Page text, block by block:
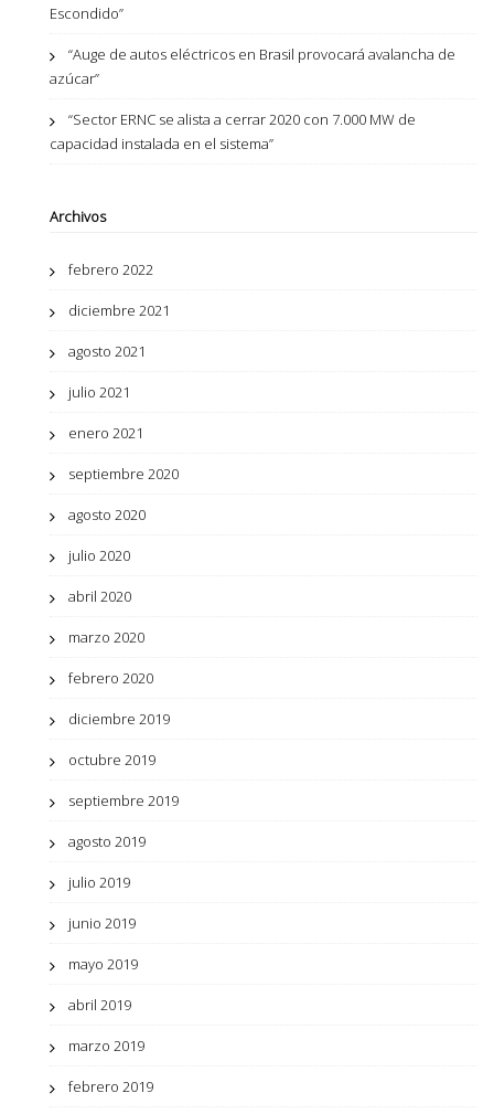
Escondido”
“Auge de autos eléctricos en Brasil provocará avalancha de
azúcar”
“Sector ERNC se alista a cerrar 2020 con 7.000 MW de
capacidad instalada en el sistema”
Archivos
febrero 2022
diciembre 2021
agosto 2021
julio 2021
enero 2021
septiembre 2020
agosto 2020
julio 2020
abril 2020
marzo 2020
febrero 2020
diciembre 2019
octubre 2019
septiembre 2019
agosto 2019
julio 2019
junio 2019
mayo 2019
abril 2019
marzo 2019
febrero 2019